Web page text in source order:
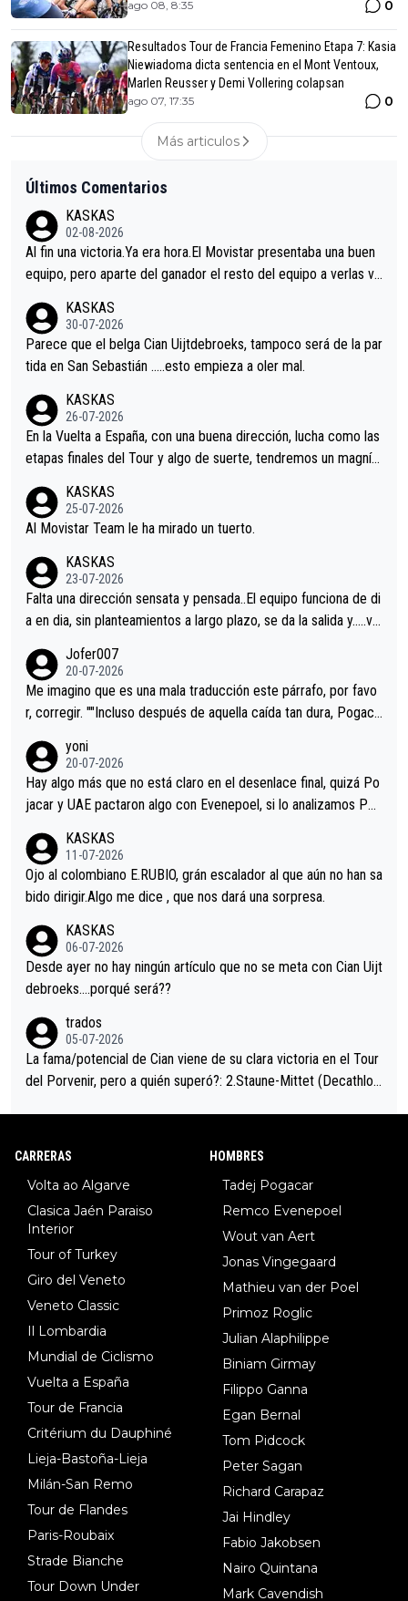
ago 08, 8:35 0
Resultados Tour de Francia Femenino Etapa 7: Kasia
Niewiadoma dicta sentencia en el Mont Ventoux,
Marlen Reusser y Demi Vollering colapsan
ago 07, 17:35 0
Más articulos
Últimos Comentarios
KASKAS
02-08-2026
Al fin una victoria.Ya era hora.El Movistar presentaba una buen
equipo, pero aparte del ganador el resto del equipo a verlas ve
s.La única buena noticia es la mejoría de Enric Más en San Seb
astian.Si en la Vuelta a Burgos sigue la mejoría, podríamos ten
er alguna sorpresa en la Vuelta.Ojalá.
KASKAS
30-07-2026
Parece que el belga Cian Uijtdebroeks, tampoco será de la par
tida en San Sebastián …..esto empieza a oler mal.
KASKAS
26-07-2026
En la Vuelta a España, con una buena dirección, lucha como las
etapas finales del Tour y algo de suerte, tendremos un magnífi
KASKAS
25-07-2026
Al Movistar Team le ha mirado un tuerto.
KASKAS
23-07-2026
Falta una dirección sensata y pensada..El equipo funciona de di
a en dia, sin planteamientos a largo plazo, se da la salida y…..ve
Minguez, Velez etc etc.Me da pena vivir estos momentos tan
tristes sin victorias.
Jofer007
20-07-2026
Me imagino que es una mala traducción este párrafo, por favo
r, corregir. ""Incluso después de aquella caída tan dura, Pogaca
permaneció pegado a su rueda. Parecía increíble la forma en l
a que era capaz de controlar el miedo", recordó."
yoni
20-07-2026
Hay algo más que no está claro en el desenlace final, quizá Po
jacar y UAE pactaron algo con Evenepoel, si lo analizamos Poj
i sin pedalear, luego está el saludo con Evenepoel dándose la
mano de una manera muy fraternal, más allá de los típicos toqu
es en el hombro con que saludaba a Vingegard. Ahí hubo una in
eta, a ver si por querer poner a Del Toro con calzador en posi
ción de podio UAE y Pojacar se van complicar el tour.
KASKAS
11-07-2026
Ojo al colombiano E.RUBIO, grán escalador al que aún no han sa
bido dirigir.Algo me dice , que nos dará una sorpresa.
KASKAS
06-07-2026
Desde ayer no hay ningún artículo que no se meta con Cian Uijt
debroeks….porqué será??
trados
05-07-2026
La fama/potencial de Cian viene de su clara victoria en el Tour
del Porvenir, pero a quién superó?: 2.Staune-Mittet (Decathlon,
8.Lenny Martinez (Bahrein), 9. Van Belle (Visma), 10. Vacek (Li
CARRERAS
Volta ao Algarve
Clasica Jaén Paraiso
Interior
Tour of Turkey
Giro del Veneto
Veneto Classic
Il Lombardia
Mundial de Ciclismo
Vuelta a España
Tour de Francia
Critérium du Dauphiné
Lieja-Bastoña-Lieja
Milán-San Remo
Tour de Flandes
Paris-Roubaix
Strade Bianche
Tour Down Under
HOMBRES
Tadej Pogacar
Remco Evenepoel
Wout van Aert
Jonas Vingegaard
Mathieu van der Poel
Primoz Roglic
Julian Alaphilippe
Biniam Girmay
Filippo Ganna
Egan Bernal
Tom Pidcock
Peter Sagan
Richard Carapaz
Jai Hindley
Fabio Jakobsen
Nairo Quintana
Mark Cavendish